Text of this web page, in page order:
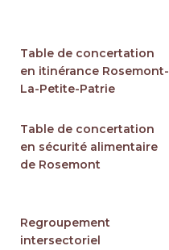
Table de concertation
en itinérance Rosemont-
La-Petite-Patrie
Table de concertation
en sécurité alimentaire
de Rosemont
Regroupement
intersectoriel